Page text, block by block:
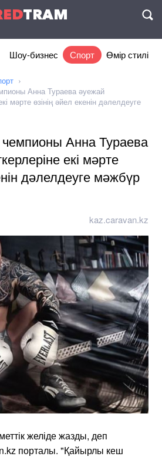
TRAM
Шоу-бизнес Спорт Өмір стилі
Анна Тураева әуежай
мәрте өзінің әйел екенін дәлелдеуге
чемпионы Анна Тураева
екі мәрте
дәлелдеуге мәжбүр
kaz.caravan.kz
желіде жазды, деп
порталы. "Қайырлы кеш